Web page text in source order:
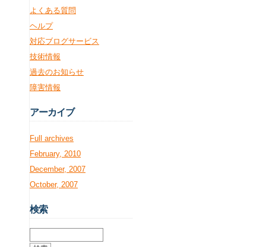
よくある質問
ヘルプ
対応ブログサービス
技術情報
過去のお知らせ
障害情報
アーカイブ
Full archives
February, 2010
December, 2007
October, 2007
検索